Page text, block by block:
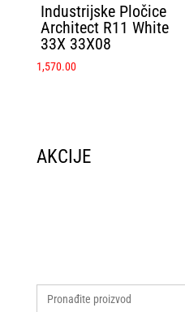
Industrijske Pločice
Architect R11 White
33X 33X08
1,570.00
AKCIJE
Search
for: